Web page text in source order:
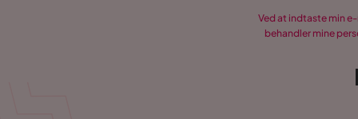
Ved at indtaste min
behandler mine